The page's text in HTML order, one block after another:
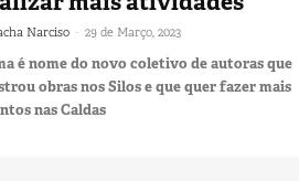
Narciso - 29 de Março, 2023
é nome do novo coletivo de autoras que
obras nos Silos e que quer fazer mais
nas Caldas